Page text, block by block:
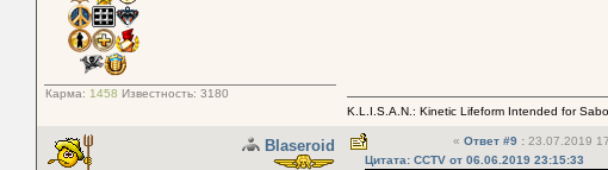
Карма: 1458 Известность: 3180
K.L.I.S.A.N.: Kinetic Lifeform Intended for
Blaseroid « Ответ #9 : 23.07.2019
Цитата: CCTV от 06.06.2019 23:15:33